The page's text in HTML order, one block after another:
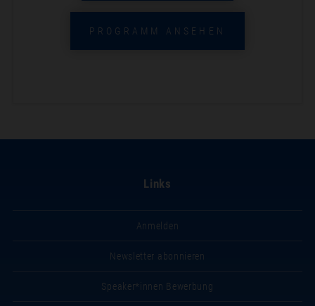
PROGRAMM ANSEHEN
Links
Anmelden
Newsletter abonnieren
Speaker*innen Bewerbung